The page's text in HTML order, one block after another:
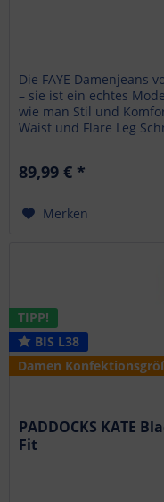
Die FAYE Damenjeans
– sie ist ein echtes
wie man Stil und
Waist und Flare Leg
89,99 € *
Merken
TIPP!
BIS L38
Damen
PADDOCKS KATE
Fit